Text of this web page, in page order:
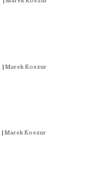
| Marek Koszur
Marek Koszur